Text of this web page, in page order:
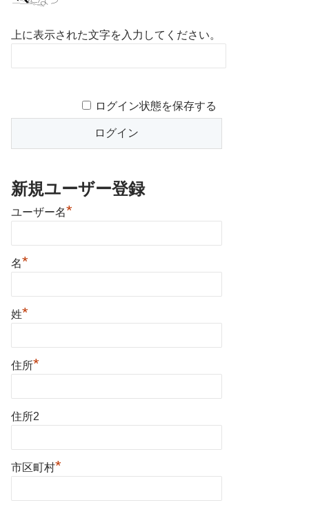
上に表示された文字を入力してください。
ログイン状態を保存する
新規ユーザー登録
ユーザー名*
名*
姓*
住所*
住所2
市区町村*